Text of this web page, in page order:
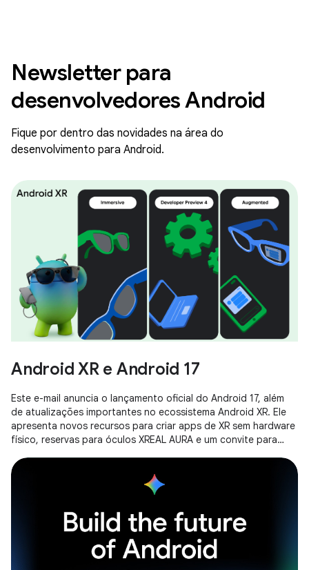
Newsletter para
desenvolvedores Android
Fique por dentro das novidades na área do
desenvolvimento para Android.
Android XR e Android 17
Este e-mail anuncia o lançamento oficial do Android 17, além
de atualizações importantes no ecossistema Android XR. Ele
apresenta novos recursos para criar apps de XR sem hardware
físico, reservas para óculos XREAL AURA e um convite para